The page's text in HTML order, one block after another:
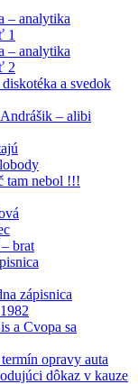
– analytika
1
– analytika
2
a svedok
– alibi
nebol !!!
brat
zápisnica
a Cvopa sa
opravy auta
dôkaz v kauze